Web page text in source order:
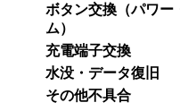
ボタン交換（パワー
ム）
充電端子交換
水没・データ復旧
その他不具合